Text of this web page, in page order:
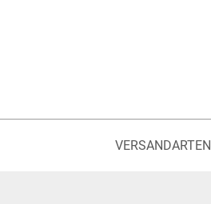
VERSANDARTEN